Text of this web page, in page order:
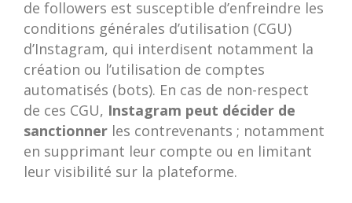
de followers est susceptible d’enfreindre les
conditions générales d’utilisation (CGU)
d’Instagram, qui interdisent notamment la
création ou l’utilisation de comptes
automatisés (bots). En cas de non-respect
de ces CGU, Instagram peut décider de
sanctionner les contrevenants ; notamment
en supprimant leur compte ou en limitant
leur visibilité sur la plateforme.